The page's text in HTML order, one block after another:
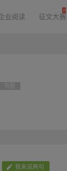
业阅读 征文大赛
我来说两句